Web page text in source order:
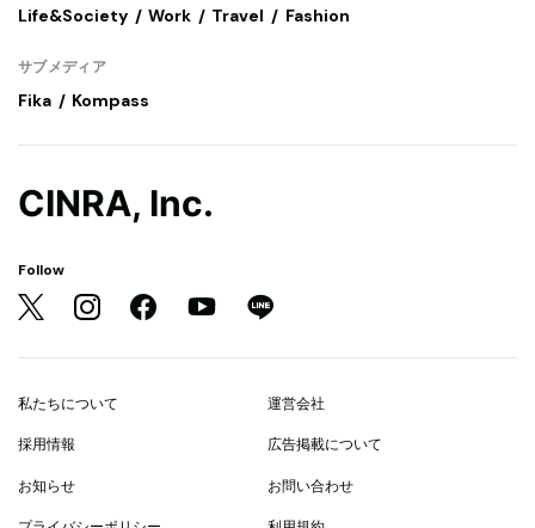
Life&Society
Work Travel Fashion
サブメディア
Fika Kompass
CINRA, Inc.
Follow
私たちについて 運営会社
採用情報 広告掲載について
お知らせ お問い合わせ